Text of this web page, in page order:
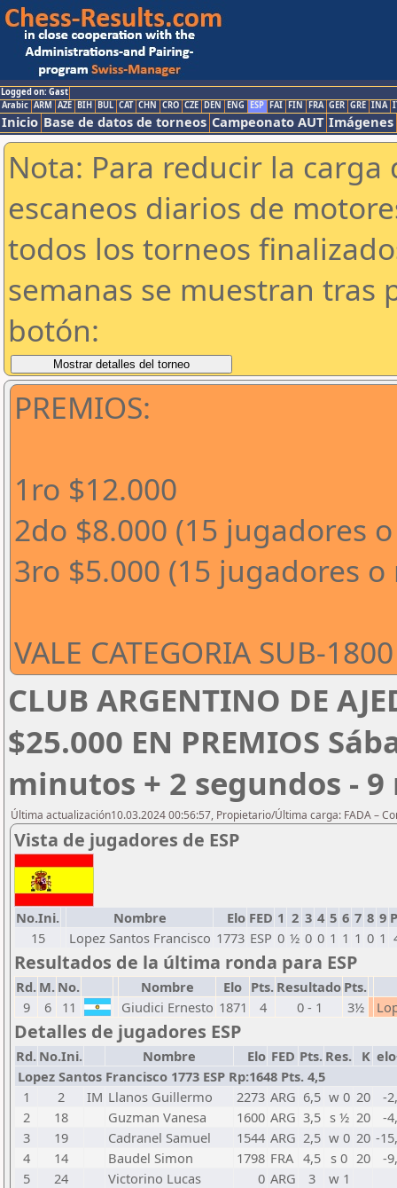
Logged on: Gast
Arabic ARM AZE BIH BUL CAT CHN CRO CZE DEN ENG ESP FAI FIN FRA GER GRE INA
Inicio Base de datos de torneos Campeonato AUT Imágenes
Nota: Para reducir la
escaneos diarios de
todos los torneos
semanas se muestran tras
botón:
PREMIOS:
1ro $12.000
2do $8.000 (15 jugadores
3ro $5.000 (15 jugadores o
VALE CATEGORIA SUB-
CLUB ARGENTINO DE
$25.000 EN PREMIOS
minutos + 2 segundos - 9
Última actualización10.03.2024 00:56:57, Propietario/Última carga: FADA –
Vista de jugadores de ESP
No.Ini. Nombre Elo FED 1 2 3 4 5 6 7 8 9
15
Lopez Santos Francisco 1773 ESP 0 ½ 0 0 1 1 1 0 1
Resultados de la última ronda para ESP
Rd. M. No. Nombre Elo Pts. Resultado Pts.
9
6 11 Giudici Ernesto 1871 4 0 - 1 3½
Detalles de jugadores ESP
Rd. No.Ini. Nombre Elo FED Pts. Res. K
Lopez Santos Francisco 1773 ESP Rp:1648 Pts. 4,5
1
2 IM Llanos Guillermo 2273 ARG 6,5 w 0 20
-
2
18 Guzman Vanesa 1600 ARG 3,5 s ½ 20
-
3
19 Cadranel Samuel 1544 ARG 2,5 w 0 20 -
4
14 Baudel Simon 1798 FRA 4,5 s 0 20
-
5
24 Victorino Lucas 0 ARG 3
w 1